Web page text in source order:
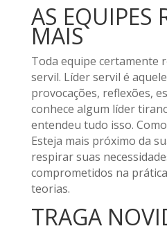
AS EQUIPES
MAIS
Toda equipe certamente
servil. Líder servil é
provocações, reflexões,
conhece algum líder
entendeu tudo isso.
Esteja mais próximo da
respirar suas
comprometidos na
teorias.
TRAGA